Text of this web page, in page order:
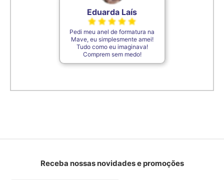
Eduarda Laís
Pedi meu anel de formatura na
Mave, eu simplesmente amei!
Tudo como eu imaginava!
Comprem sem medo!
Receba nossas novidades e promoções